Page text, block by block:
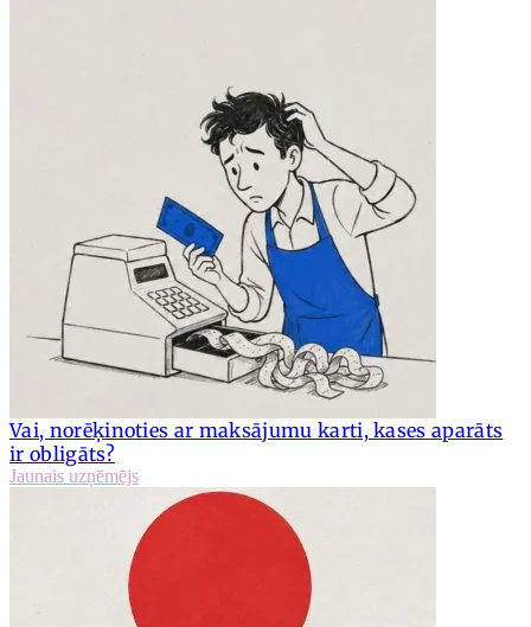
Vai, norēķinoties ar maksājumu karti, kases aparāts
ir obligāts?
Jaunais uzņēmējs